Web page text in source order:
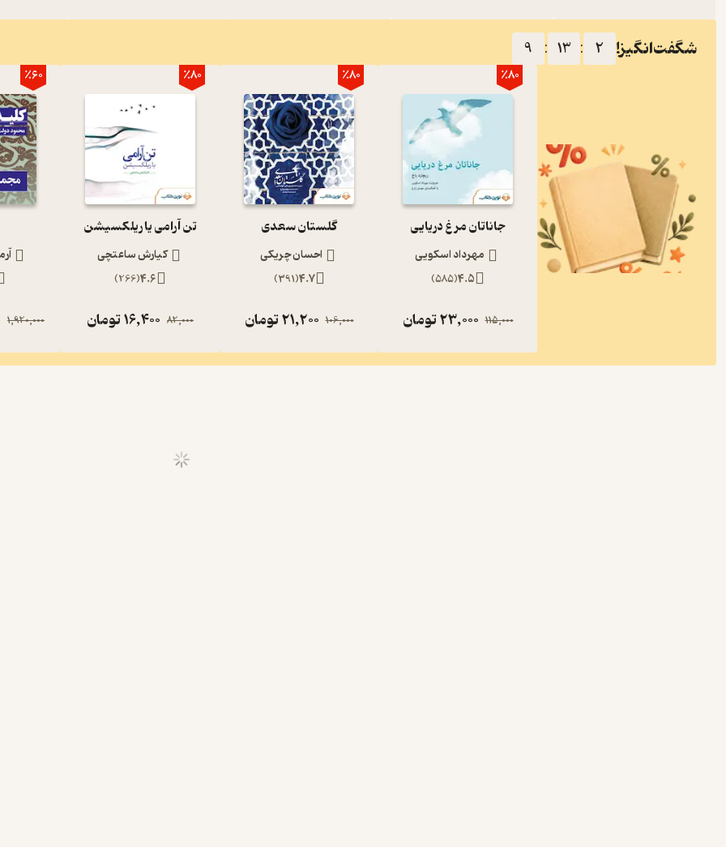
شگفت‌انگیز! 1
:
13
:
9
٪80
جاناتان مرغ دریایی
مهرداد اسکویی
4.5
(
585
)
115,000
23,000تومان
٪80
گلستان سعدی
احسان چریکی
4.7
(
391
)
106,000
21,200تومان
٪80
تن آرامی یا ریلکسیشن
کیارش ساعتچی
4.6
(
266
)
82,000
16,400تومان
٪60
1,920,000